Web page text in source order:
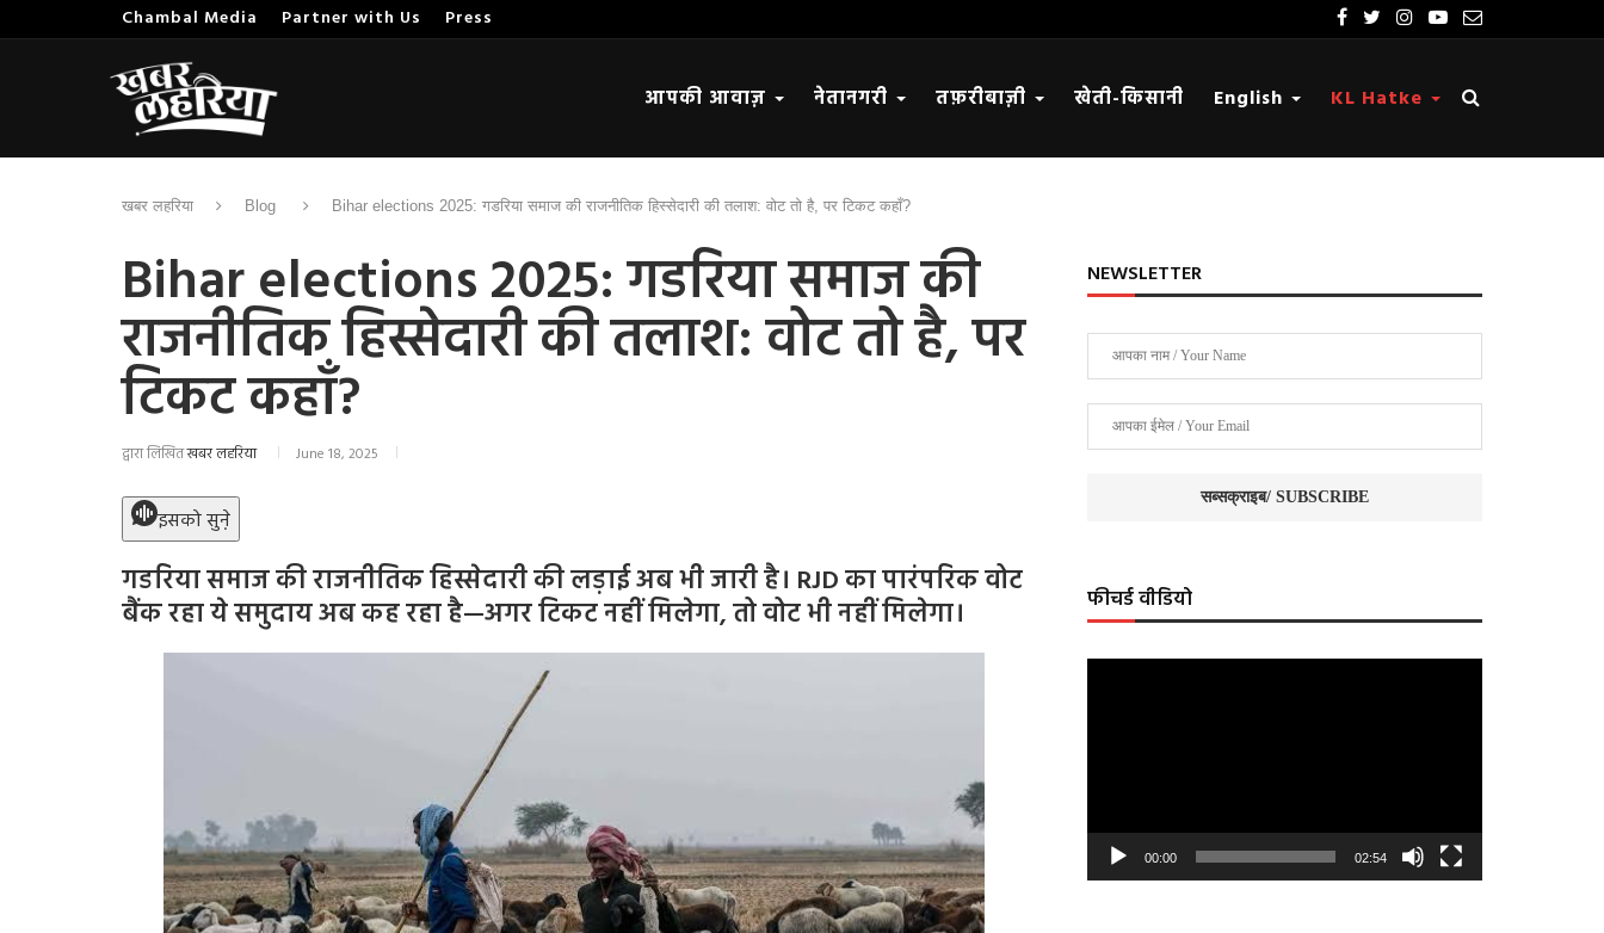
Chambal Media Partner with Us Press
आपकी आवाज़ नेतानगरी तफ़रीबाज़ी खेती-किसानी English KL Hatke
खबर लहरिया Blog Bihar elections 2025: गडरिया समाज की राजनीतिक हिस्सेदारी की तलाश: वोट तो है, पर टिकट कहाँ?
Bihar elections 2025: गडरिया समाज की
राजनीतिक हिस्सेदारी की तलाश: वोट तो है, पर
टिकट कहाँ?
द्वारा लिखितखबर लहरिया June 18, 2025
इसको सुने़
गडरिया समाज की राजनीतिक हिस्सेदारी की लड़ाई अब भी जारी है। RJD का पारंपरिक वोट
बैंक रहा ये समुदाय अब कह रहा है—अगर टिकट नहीं मिलेगा, तो वोट भी नहीं मिलेगा।
NEWSLETTER
फीचर्ड वीडियो
00:00 02:54